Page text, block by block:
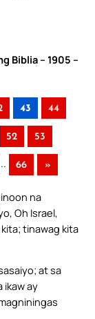
Biblia – 1905 –
43 44
52 53
.. 66 »
na
Oh Israel,
tinawag kita
at sa
ikaw ay